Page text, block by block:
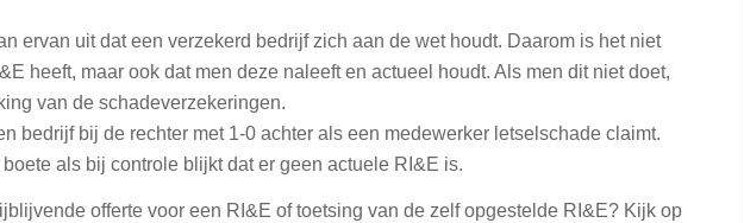
ervan uit dat een verzekerd bedrijf zich aan de wet houdt. Daarom is het niet
heeft, maar ook dat men deze naleeft en actueel houdt. Als men dit niet doet,
van de schadeverzekeringen.
bedrijf bij de rechter met 1-0 achter als een medewerker letselschade claimt.
als bij controle blijkt dat er geen actuele RI&E is.
offerte voor een RI&E of toetsing van de zelf opgestelde RI&E? Kijk op